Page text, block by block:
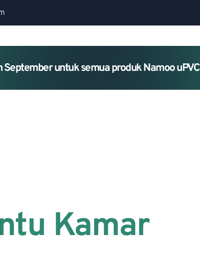
untuk semua produk Namoo uPVC
Kamar